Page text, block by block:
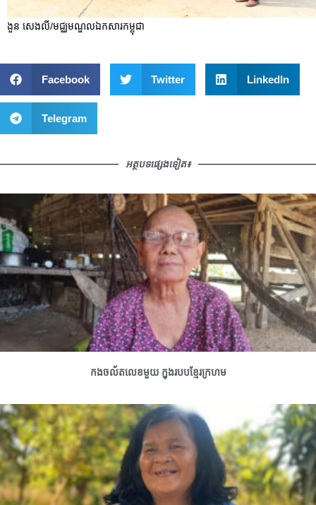
ងួន សេងលី/មជ្ឈមណ្ឌលឯកសារកម្ពុជា
Facebook Twitter LinkedIn
Telegram
អត្ថបទផ្សេងទៀត៖
កងចល័តលេខមួយ ក្នុងរបបខ្មែរក្រហម